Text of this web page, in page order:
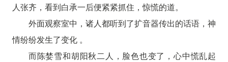
人张齐，看到白承一后便紧紧抓住，惊慌的道。
外面观察室中，诸人都听到了扩音器传出的话语，神
情纷纷发生了变化 。
而陈婪雪和胡阳秋二人，脸色也变了，心中慌乱起